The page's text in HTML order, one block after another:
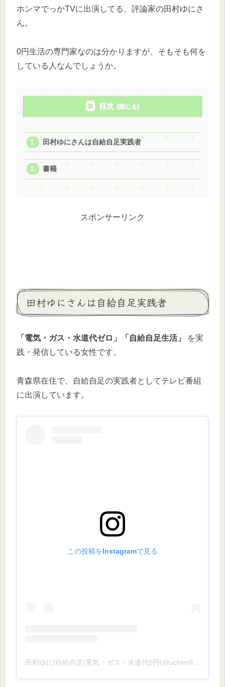
ホンマでっかTVに出演してる、評論家の田村ゆにさ
ん。
0円生活の専門家なのは分かりますが、そもそも何を
している人なんでしょうか。
目次
田村ゆにさんは自給自足実践者
書籍
スポンサーリンク
田村ゆにさんは自給自足実践者
「電気・ガス・水道代ゼロ」「自給自足生活」
を実
践・発信している女性です。
青森県在住で、自給自足の実践者としてテレビ番組
に出演しています。
この投稿をInstagramで見る
田村ゆに|自給自足|電気・ガス・水道代0円(@uchimill_yome)がシェアした投稿